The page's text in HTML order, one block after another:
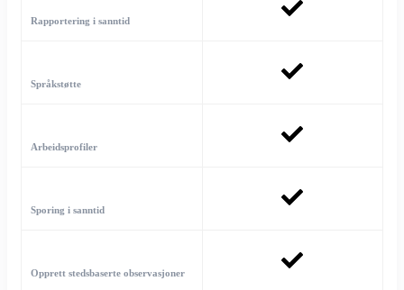
Rapportering i sanntid
Språkstøtte
Arbeidsprofiler
Sporing i sanntid
Opprett stedsbaserte observasjoner